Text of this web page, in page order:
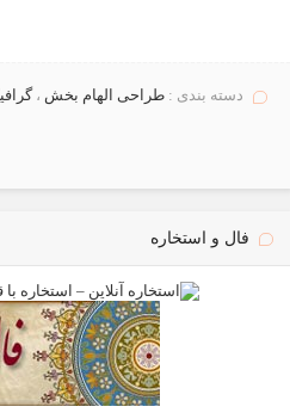
دسته بندی :طراحی الهام بخش ،
فال و استخاره